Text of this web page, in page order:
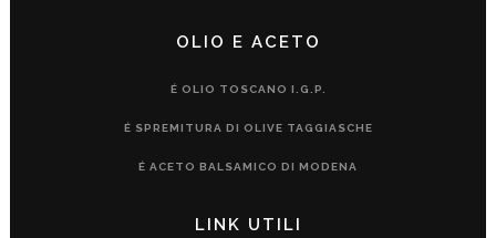
OLIO E ACETO
É OLIO TOSCANO I.G.P.
É SPREMITURA DI OLIVE TAGGIASCHE
É ACETO BALSAMICO DI MODENA
LINK UTILI